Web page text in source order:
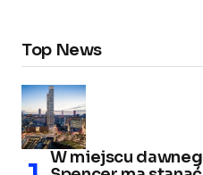
Top News
W miejscu